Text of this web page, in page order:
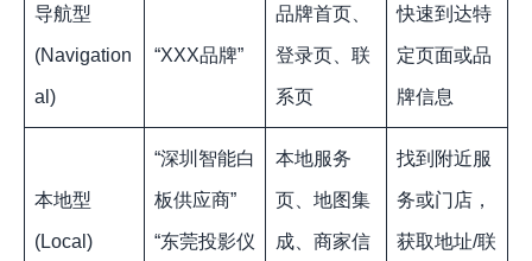
导航型
(Navigation
al)
“XXX品牌”
品牌首页、
登录页、联
系页
快速到达特
定页面或品
牌信息
本地型
(Local)
“深圳智能白
板供应商”
“东莞投影仪
本地服务
页、地图集
成、商家信
找到附近服
务或门店，
获取地址/联